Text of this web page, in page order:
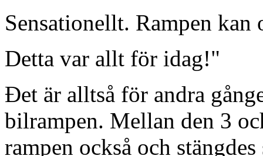
Sensationellt. Rampen
Detta var allt för idag!"
Ðet är alltså för andra
bilrampen. Mellan den 3
rampen också och